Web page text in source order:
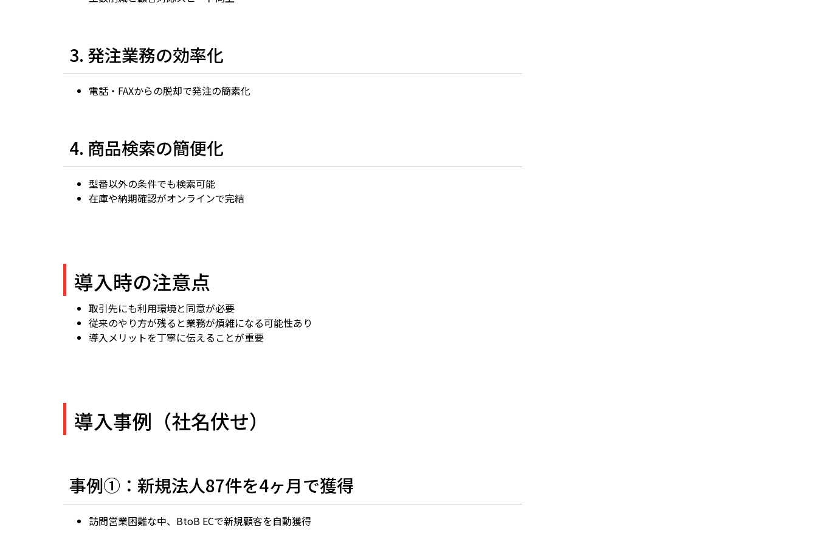
3. 発注業務の効率化
電話・FAXからの脱却で発注の簡素化
4. 商品検索の簡便化
型番以外の条件でも検索可能
在庫や納期確認がオンラインで完結
導入時の注意点
取引先にも利用環境と同意が必要
従来のやり方が残ると業務が煩雑になる可能性あり
導入メリットを丁寧に伝えることが重要
導入事例（社名伏せ）
事例①：新規法人87件を4ヶ月で獲得
訪問営業困難な中、BtoB ECで新規顧客を自動獲得